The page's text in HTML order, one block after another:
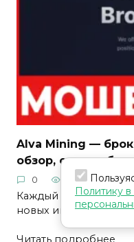
Alva Mining —
обзор, схема
0 29
Каждый год в
новых
Читать подробнее
Политику